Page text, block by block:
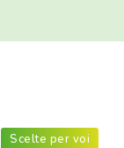
Scelte per voi